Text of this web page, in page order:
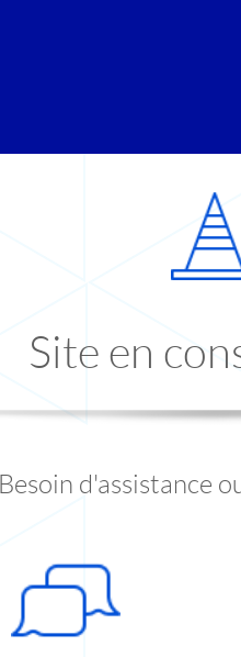
Site en
Besoin d'assistance